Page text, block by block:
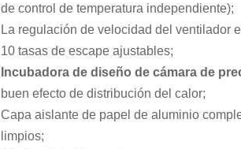
de control de temperatura independiente);
La regulación de velocidad del ventilador
10 tasas de escape ajustables;
Incubadora de diseño de cámara de
buen efecto de distribución del calor;
Capa aislante de papel de aluminio
limpios;